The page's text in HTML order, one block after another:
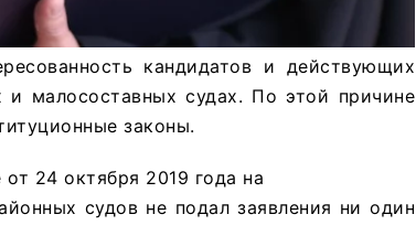
кандидатов и действующих
малосоставных судах. По этой причине
законы.
24 октября 2019 года на
судов не подал заявления ни один